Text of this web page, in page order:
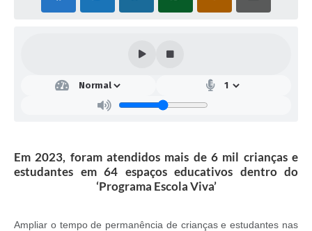
Em 2023, foram atendidos mais de 6 mil crianças e
estudantes em 64 espaços educativos dentro do
‘Programa Escola Viva’
Ampliar o tempo de permanência de crianças e estudantes nas